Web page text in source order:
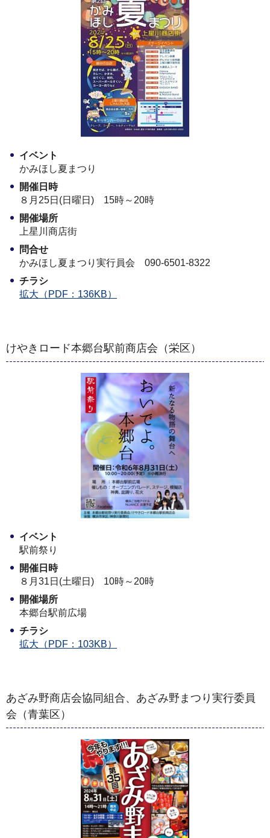
イベント
かみほし夏まつり
開催日時
８月25日(日曜日) 15時～20時
開催場所
上星川商店街
問合せ
かみほし夏まつり実行員会 090-6501-8322
チラシ
拡大（PDF：136KB）
けやきロード本郷台駅前商店会（栄区）
イベント
駅前祭り
開催日時
８月31日(土曜日) 10時～20時
開催場所
本郷台駅前広場
チラシ
拡大（PDF：103KB）
あざみ野商店会協同組合、あざみ野まつり実行委員
会（青葉区）